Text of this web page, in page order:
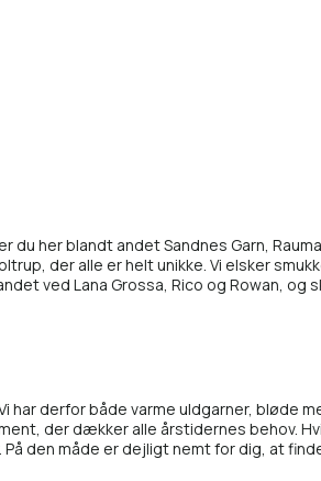
du her blandt andetSandnes Garn,
, der alle er helt unikke. Vi elsker
ved Lana Grossa, Rico og Rowan, og
derfor både varme uldgarner, bløde
der dækker alle årstidernes behov.
den måde er dejligt nemt for dig, at